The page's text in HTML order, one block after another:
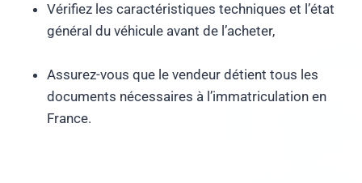
Vérifiez les caractéristiques techniques et l’état
général du véhicule avant de l’acheter,
Assurez-vous que le vendeur détient tous les
documents nécessaires à l’immatriculation en
France.